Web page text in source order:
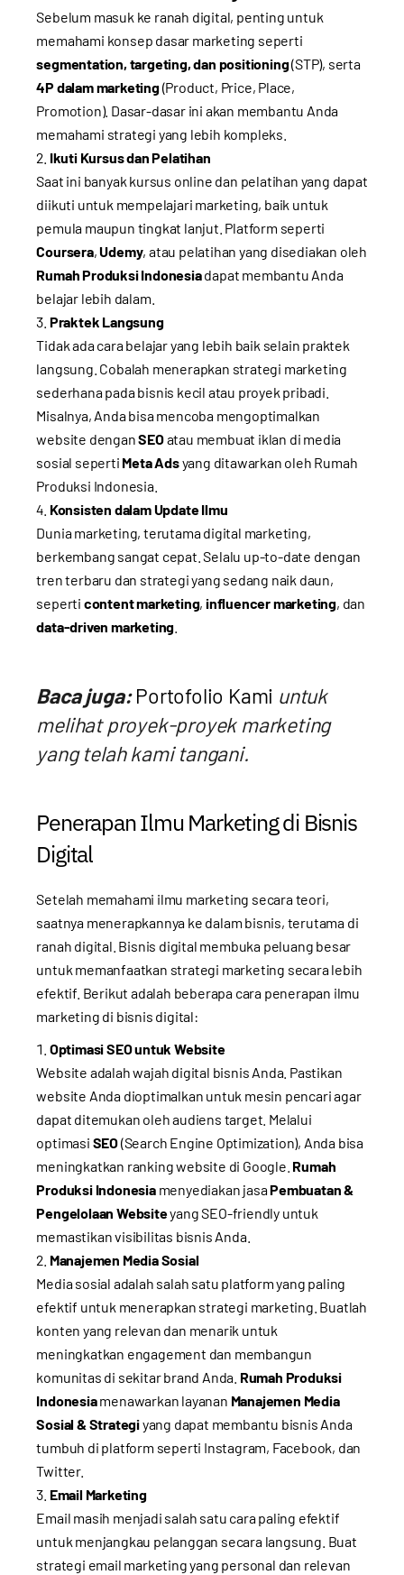
Sebelum masuk ke ranah digital, penting untuk
memahami konsep dasar marketing seperti
segmentation, targeting, dan positioning(STP), serta
4P dalam marketing(Product, Price, Place,
Promotion). Dasar-dasar ini akan membantu Anda
memahami strategi yang lebih kompleks.
Ikuti Kursus dan Pelatihan
Saat ini banyak kursus online dan pelatihan yang dapat
diikuti untuk mempelajari marketing, baik untuk
pemula maupun tingkat lanjut. Platform seperti
Coursera,Udemy, atau pelatihan yang disediakan oleh
Rumah Produksi Indonesiadapat membantu Anda
belajar lebih dalam.
Praktek Langsung
Tidak ada cara belajar yang lebih baik selain praktek
langsung. Cobalah menerapkan strategi marketing
sederhana pada bisnis kecil atau proyek pribadi.
Misalnya, Anda bisa mencoba mengoptimalkan
website denganSEOatau membuat iklan di media
sosial seperti Meta Adsyang ditawarkan oleh Rumah
Produksi Indonesia.
Konsisten dalam Update Ilmu
Dunia marketing, terutama digital marketing,
berkembang sangat cepat. Selalu up-to-date dengan
tren terbaru dan strategi yang sedang naik daun,
seperti content marketing, influencer marketing, dan
data-driven marketing
Baca juga: Portofolio Kami untuk
melihat proyek-proyek marketing
yang telah kami tangani.
Penerapan Ilmu Marketing di Bisnis
Digital
Setelah memahami ilmu marketing secara teori,
saatnya menerapkannya ke dalam bisnis, terutama di
ranah digital. Bisnis digital membuka peluang besar
untuk memanfaatkan strategi marketing secara lebih
efektif. Berikut adalah beberapa cara penerapan ilmu
marketing di bisnis digital:
Optimasi SEO untuk Website
Website adalah wajah digital bisnis Anda. Pastikan
website Anda dioptimalkan untuk mesin pencari agar
dapat ditemukan oleh audiens target. Melalui
optimasi SEO(Search Engine Optimization), Anda bisa
meningkatkan ranking website di Google. Rumah
Produksi Indonesiamenyediakan jasaPembuatan &
Pengelolaan Websiteyang SEO-friendly untuk
memastikan visibilitas bisnis Anda.
Manajemen Media Sosial
Media sosial adalah salah satu platform yang paling
efektif untuk menerapkan strategi marketing. Buatlah
konten yang relevan dan menarik untuk
meningkatkan engagement dan membangun
komunitas di sekitar brand Anda. Rumah Produksi
Indonesiamenawarkan layanan Manajemen Media
Sosial & Strategiyang dapat membantu bisnis Anda
tumbuh di platform seperti Instagram, Facebook, dan
Twitter.
Email Marketing
Email masih menjadi salah satu cara paling efektif
untuk menjangkau pelanggan secara langsung. Buat
strategi email marketing yang personal dan relevan